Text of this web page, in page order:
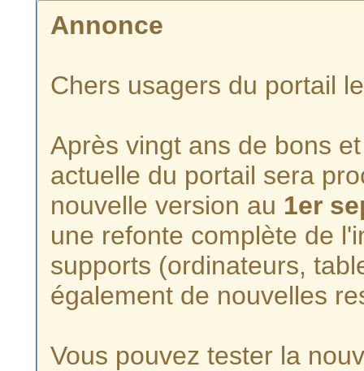
Annonce
Chers usagers du portail
Après vingt ans de bons
actuelle du portail sera
nouvelle version au 1er
une refonte complète de
supports (ordinateurs,
également de nouvelles
Vous pouvez tester la